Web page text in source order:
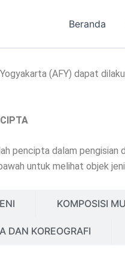
Beranda
(AFY) dapat
pencipta dalam pengisian
untuk melihat objek
KOMPOSISI
DAN KOREOGRAFI